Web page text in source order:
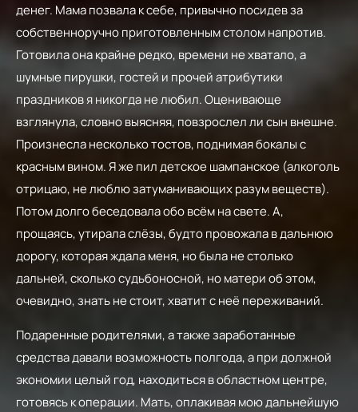
денег. Мама позвала к себе, привычно посидев за
собственноручно приготовленным столом напротив.
Готовила она крайне редко, времени не хватало, а
шумные пирушки, гостей и прочей атрибутики
праздников я никогда не любил. Оценивающе
взглянула, словно выясняя, повзрослел ли сын внешне.
Произнесла несколько тостов, поднимая бокалы с
красным вином. Я же пил детское шампанское (алкоголь
отрицаю, не люблю затуманивающих разум веществ).
Потом долго беседовала обо всём на свете. А,
прощаясь, утирала слёзы, будто провожала в дальнюю
дорогу, которая ждала меня, но была не столько
дальней, сколько судьбоносной, но матери об этом,
очевидно, знать не стоит, хватит с неё переживаний.
Подаренные родителями, а также заработанные
средства давали возможность полгода, а при должной
экономии целый год, находиться в областном центре,
готовясь к операции. Мать, оплакивая мою дальнейшую